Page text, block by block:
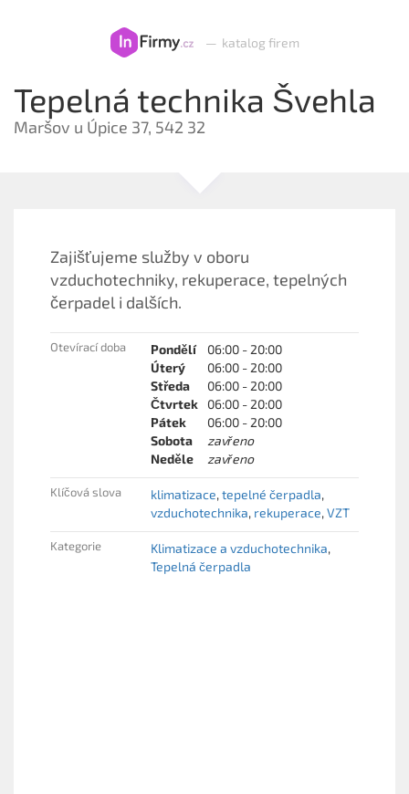
— katalog firem
Tepelná technika Švehla
Maršov u Úpice 37, 542 32
Zajišťujeme služby v oboru
vzduchotechniky, rekuperace, tepelných
čerpadel i dalších.
Otevírací doba Pondělí
06:00 - 20:00
Úterý
06:00 - 20:00
Středa
06:00 - 20:00
Čtvrtek
06:00 - 20:00
Pátek
06:00 - 20:00
Sobota
zavřeno
Neděle
zavřeno
Klíčová slova klimatizace tepelné čerpadla
vzduchotechnika rekuperace VZT
Kategorie
Klimatizace a vzduchotechnika
Tepelná čerpadla